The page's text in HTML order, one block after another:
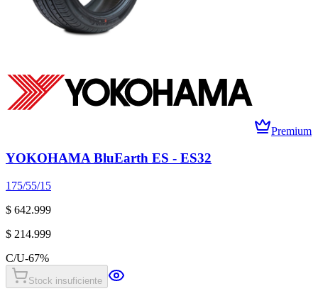
Premium
YOKOHAMA BluEarth ES - ES32
175/55/15
$ 642.999
$ 214.999
C/U-67%
Stock insuficiente